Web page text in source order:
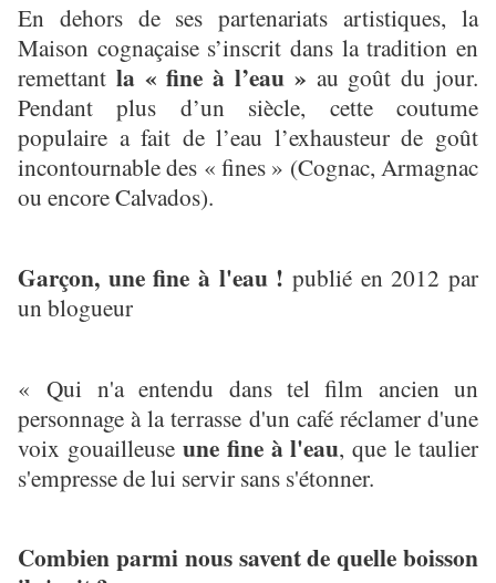
En dehors de ses partenariats artistiques, la
Maison cognaçaise s’inscrit dans la tradition en
remettant la « fine à l’eau » au goût du jour.
Pendant plus d’un siècle, cette coutume
populaire a fait de l’eau l’exhausteur de goût
incontournable des « fines » (Cognac, Armagnac
ou encore Calvados).
Garçon, une fine à l'eau ! publié en 2012 par
un blogueur
« Qui n'a entendu dans tel film ancien un
personnage à la terrasse d'un café réclamer d'une
voix gouailleuse une fine à l'eau, que le taulier
s'empresse de lui servir sans s'étonner.
Combien parmi nous savent de quelle boisson